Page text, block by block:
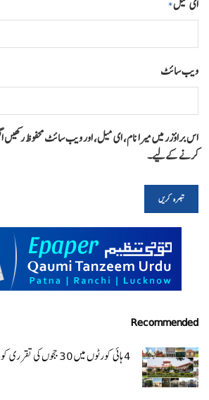
ای میل*
ویب‌ سائٹ
اس براؤزر میں میرا نام، ای میل، اور ویب سائٹ محفوظ رکھیں
کرنے کےلیے۔
Recommended